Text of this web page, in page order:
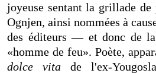
joyeuse sentant la grillade
Ognjen, ainsi nommées à
des éditeurs — et donc de
«homme de feu». Poète,
dolce vitade l'ex-